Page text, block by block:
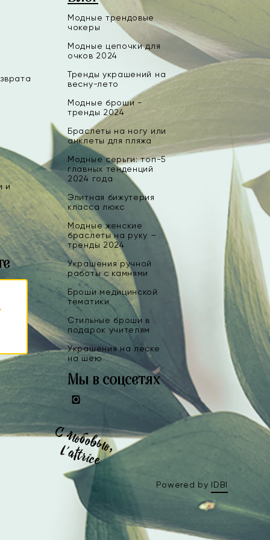
и
Модные трендовые
чокеры
Модные цепочки для
очков 2024
Тренды украшений на
весну-лето
Модные броши -
тренды 2024
Браслеты на ногу или
анклеты для пляжа
Модные серьги: топ-5
главных тенденций
2024 года
Элитная бижутерия
класса люкс
Модные женские
браслеты на руку –
тренды 2024
Украшения ручной
работы с камнями
Броши медицинской
тематики
Стильные броши в
подарок учителям
Украшения на леске
на шею
Мы в соцсетях
Instagram
Powered by IDBI